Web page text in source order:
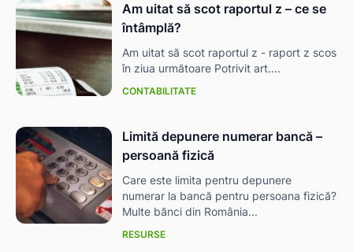
Am uitat să scot raportul z – ce se
întâmplă?
Am uitat să scot raportul z - raport z scos
în ziua următoare Potrivit art....
CONTABILITATE
Limită depunere numerar bancă –
persoană fizică
Care este limita pentru depunere
numerar la bancă pentru persoana fizică?
Multe bănci din România...
RESURSE